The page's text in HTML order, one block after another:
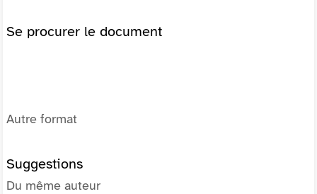
Se procurer le document
Autre format
Suggestions
Du même auteur